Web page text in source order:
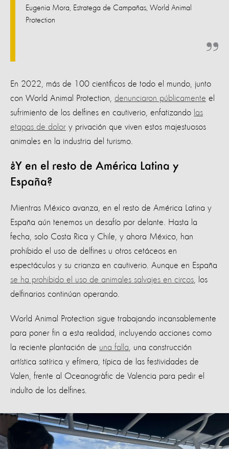
Eugenia Mora, Estratega de Campañas, World Animal
Protection
En 2022, más de 100 científicos de todo el mundo, junto
con World Animal Protection, denunciaron públicamente el
sufrimiento de los delfines en cautiverio, enfatizando las
etapas de dolor y privación que viven estos majestuosos
animales en la industria del turismo.
¿Y en el resto de América Latina y
España?
Mientras México avanza, en el resto de América Latina y
España aún tenemos un desafío por delante. Hasta la
fecha, solo Costa Rica y Chile, y ahora México, han
prohibido el uso de delfines u otros cetáceos en
espectáculos y su crianza en cautiverio. Aunque en España
se ha prohibido el uso de animales salvajes en circos , los
delfinarios continúan operando.
World Animal Protection sigue trabajando incansablemente
para poner fin a esta realidad, incluyendo acciones como
la reciente plantación de una falla , una construcción
artística satírica y efímera, típica de las festividades de
Valen, frente al Oceanogràfic de Valencia para pedir el
indulto de los delfines.